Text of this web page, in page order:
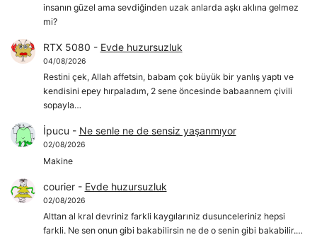
insanın güzel ama sevdiğinden uzak anlarda aşkı aklına gelmez
mi?
RTX 5080 - Evde huzursuzluk
04/08/2026
Restini çek, Allah affetsin, babam çok büyük bir yanlış yaptı ve
kendisini epey hırpaladım, 2 sene öncesinde babaannem çivili
sopayla…
İpucu - Ne senle ne de sensiz yaşanmıyor
02/08/2026
Makine
courier- Evde huzursuzluk
02/08/2026
Alttan al kral devriniz farkli kaygılarıniz dusunceleriniz hepsi
farkli. Ne sen onun gibi bakabilirsin ne de o senin gibi bakabilir.…